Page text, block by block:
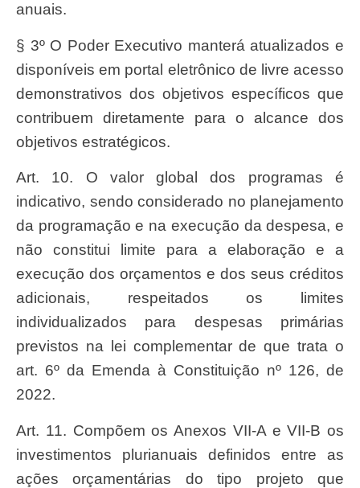
anuais.
§ 3º O Poder Executivo manterá atualizados e
disponíveis em portal eletrônico de livre acesso
demonstrativos dos objetivos específicos que
contribuem diretamente para o alcance dos
objetivos estratégicos.
Art. 10. O valor global dos programas é
indicativo, sendo considerado no planejamento
da programação e na execução da despesa, e
não constitui limite para a elaboração e a
execução dos orçamentos e dos seus créditos
adicionais, respeitados os limites
individualizados para despesas primárias
previstos na lei complementar de que trata o
art. 6º da Emenda à Constituição nº 126, de
2022.
Art. 11. Compõem os Anexos VII-A e VII-B os
investimentos plurianuais definidos entre as
ações orçamentárias do tipo projeto que